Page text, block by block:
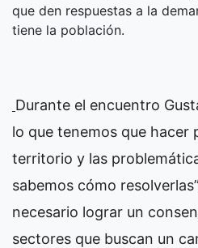
que den respuestas a la
tiene la población.
Durante el encuentro
lo que tenemos que hacer
territorio y las
sabemos cómo
necesario lograr un
sectores que buscan un